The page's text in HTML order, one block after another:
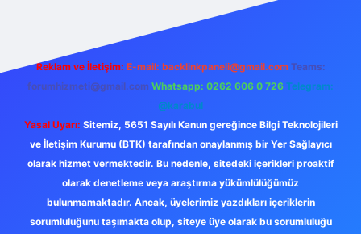
Reklam ve İletişim: E-mail: backlinkpaneli@gmail.com Teams:
forumhizmeti@gmail.com Whatsapp: 0262 606 0 726 Telegram:
@karabul
Yasal Uyarı: Sitemiz, 5651 Sayılı Kanun gereğince Bilgi Teknolojileri
ve İletişim Kurumu (BTK) tarafından onaylanmış bir Yer Sağlayıcı
olarak hizmet vermektedir. Bu nedenle, sitedeki içerikleri proaktif
olarak denetleme veya araştırma yükümlülüğümüz
bulunmamaktadır. Ancak, üyelerimiz yazdıkları içeriklerin
sorumluluğunu taşımakta olup, siteye üye olarak bu sorumluluğu